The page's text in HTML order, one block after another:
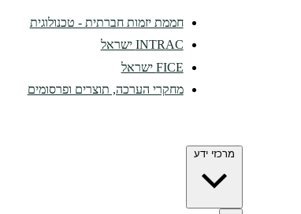
חממת יזמות חברתית - טכנולוגית
INTRAC ישראל
FICE ישראל
מחקרי הערכה, תוצרים ופרסומים
מרכזי ידע